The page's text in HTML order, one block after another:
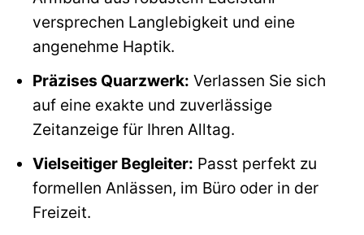
versprechen Langlebigkeit und eine
angenehme Haptik.
Präzises Quarzwerk: Verlassen Sie sich
auf eine exakte und zuverlässige
Zeitanzeige für Ihren Alltag.
Vielseitiger Begleiter: Passt perfekt zu
formellen Anlässen, im Büro oder in der
Freizeit.